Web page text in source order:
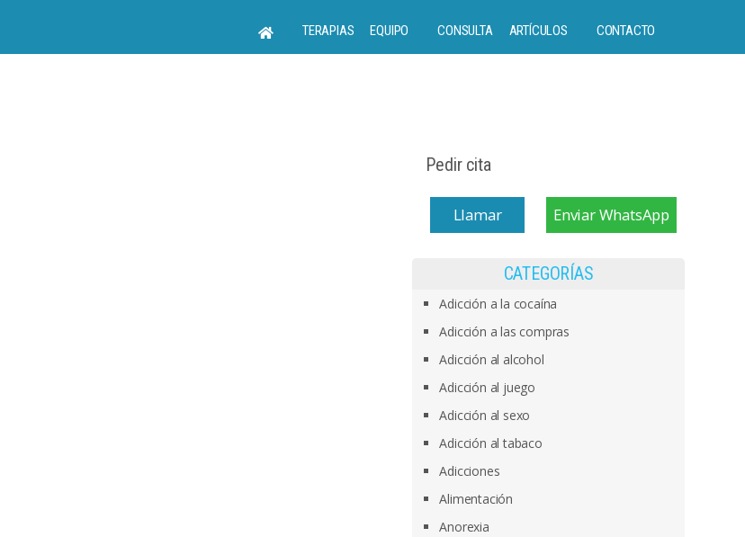
TERAPIAS EQUIPO CONSULTA ARTÍCULOS CONTACTO
Pedir cita
Llamar Enviar WhatsApp
CATEGORÍAS
Adicción a la cocaína
Adicción a las compras
Adicción al alcohol
Adicción al juego
Adicción al sexo
Adicción al tabaco
Adicciones
Alimentación
Anorexia